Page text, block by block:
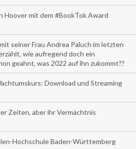
Hoover mit dem #BookTok Award
seiner Frau Andrea Paluch im letzten
wie aufregend doch ein
geahnt, was 2022 auf ihn zukommt??
Download und Streaming
Zeiten, aber ihr Vermächtnis
Hochschule Baden-Württemberg